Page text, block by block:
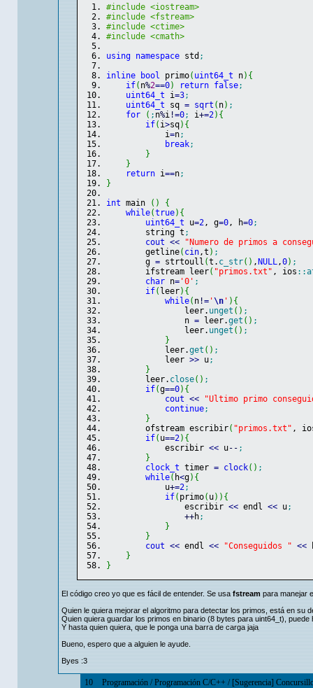
#include <iostream>
#include <fstream>
#include <ctime>
#include <cmath>
using namespace std ;
inline
bool primo( uint64_t n) {
if( n%2==0) return false;
uint64_t i=3;
uint64_t sq = sqrt ( n) ;
for
( ; n%i !=0; i+=2) {
if( i>sq) {
i=n;
break;
}
}
return i==n;
}
int main ( )
{
while(true) {
uint64_t u=2, g=0, h=0;
string t ;
cout <<
"Numero de primos a
getline( cin,t ) ;
g = strtoull (t. c_str( ) , NULL,0) ;
ifstream leer( "primos.txt" , ios ::
char n= '0' ;
if( leer) {
while( n != '\n ' ) {
leer. unget ( ) ;
n = leer.get ( ) ;
leer. unget ( ) ;
}
leer.get ( ) ;
leer >> u;
}
leer. close( ) ;
if(g==0) {
cout <<
"Ultimo primo
continue;
}
ofstream escribir( "primos.txt" ,
if( u==2) {
escribir << u-- ;
}
clock_t timer = clock( ) ;
while( h<g) {
u+=2;
if( primo( u) ) {
escribir << endl << u;
++h;
}
}
cout << endl << "Conseguidos " <<
}
}
El código creo yo que es fácil de entender. Se usa fstream para manejar
Quien le quiera mejorar el algoritmo para detectar los primos, está en su
Quien quiera guardar los primos en binario (8 bytes para uint64_t), puede
Y hasta quien quiera, que le ponga una barra de carga jaja
Bueno, espero que a alguien le ayude.
Byes :3
10 Programación/Programación C/C++ / [Sugerencia]